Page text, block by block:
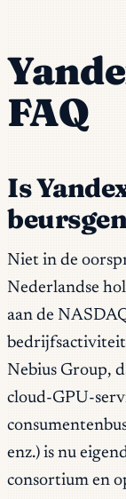
FAQ
Is
Niet in de
Nederlandse
aan de
Nebius Group,
cloud-GPU-
enz.) is nu
consortium en